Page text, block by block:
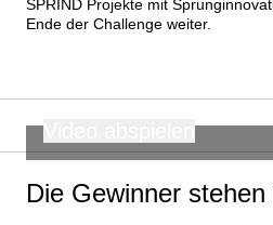
SPRIND Projekte mit
Ende der Challenge weiter.
Die Gewinner stehen